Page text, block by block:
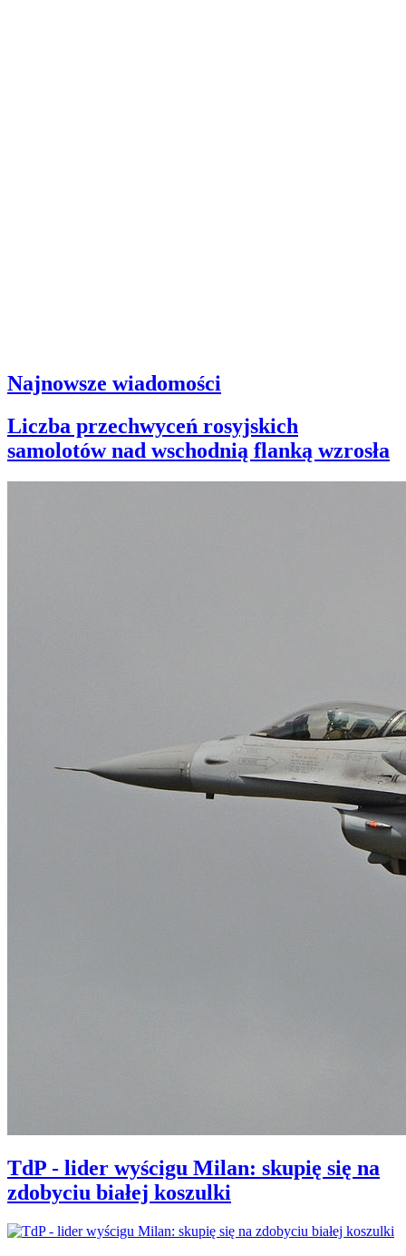
Najnowsze wiadomości
Liczba przechwyceń rosyjskich
samolotów nad wschodnią flanką wzrosła
TdP - lider wyścigu Milan: skupię się na
zdobyciu białej koszulki